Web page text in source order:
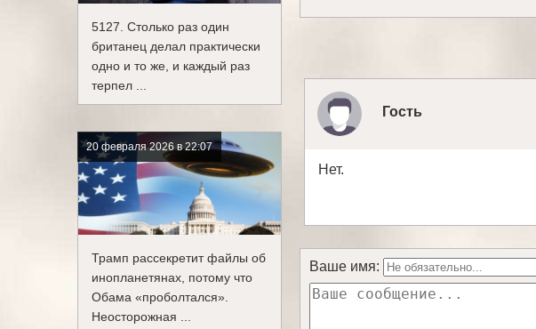
5127. Столько раз один
британец делал практически
одно и то же, и каждый раз
терпел ...
20 февраля 2026 в 22:07
Трамп рассекретит файлы об
инопланетянах, потому что
Обама «проболтался».
Неосторожная ...
Гость
Нет.
Ваше имя: